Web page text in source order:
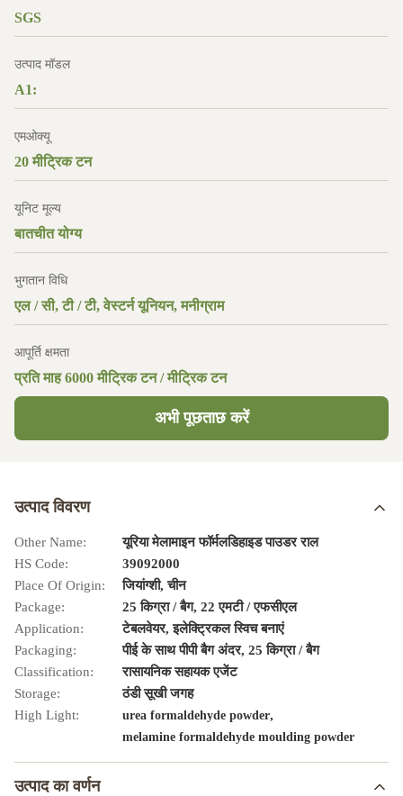
SGS
उत्पाद मॉडल
A1:
एमओक्यू
20 मीट्रिक टन
यूनिट मूल्य
बातचीत योग्य
भुगतान विधि
एल / सी, टी / टी, वेस्टर्न यूनियन, मनीग्राम
आपूर्ति क्षमता
प्रति माह 6000 मीट्रिक टन / मीट्रिक टन
अभी पूछताछ करें
उत्पाद विवरण
Other Name:
यूरिया मेलामाइन फॉर्मलडिहाइड पाउडर राल
HS Code:
39092000
Place Of Origin:
जियांग्शी, चीन
Package:
25 किग्रा / बैग, 22 एमटी / एफसीएल
Application:
टेबलवेयर, इलेक्ट्रिकल स्विच बनाएं
Packaging:
पीई के साथ पीपी बैग अंदर, 25 किग्रा / बैग
Classification:
रासायनिक सहायक एजेंट
Storage:
ठंडी सूखी जगह
High Light:
urea formaldehyde powder,
melamine formaldehyde moulding powder
उत्पाद का वर्णन